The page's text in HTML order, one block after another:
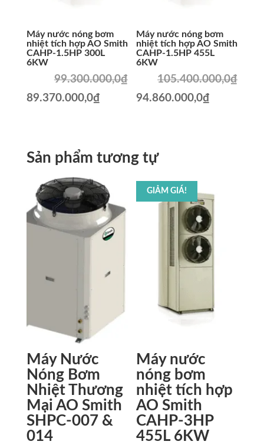
Máy nước nóng bơm
nhiệt tích hợp AO Smith
CAHP-1.5HP 300L
6KW
99.300.000,0₫
Giá
99.300.000,0₫.
89.370.000,0₫Giá
là:
Máy nước nóng bơm
nhiệt tích hợp AO Smith
CAHP-1.5HP 455L
6KW
105.400.000,0₫
Giá
105.400.000,0₫.
94.860.000,0₫
Sản phẩm tương tự
Máy Nước
Nóng Bơm
Nhiệt Thương
Mại AO Smith
SHPC-007 &
014
GIẢM GIÁ!
Máy nước
nóng bơm
nhiệt tích hợp
AO Smith
CAHP-3HP
455L 6KW